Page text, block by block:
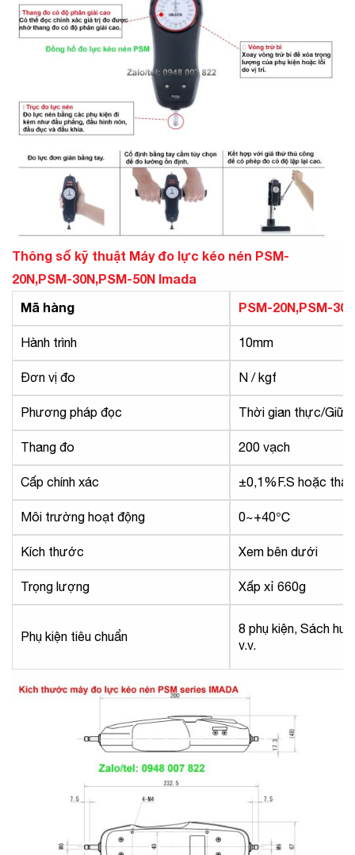
Thông số kỹ thuật Máy đo lực kéo nén PSM-
20N,PSM-30N,PSM-50N Imada
Mã hàng
PSM-20N,PSM-
Hành trình 10mm
Đơn vị đo N / kgf
Phương pháp đọc Thời gian thực/Giữ
Thang đo 200 vạch
Cấp chính xác ±0,1%F.S hoặc
Môi trường hoạt động 0~+40℃
Kích thước Xem bên dưới
Trọng lượng Xấp xỉ 660g
Phụ kiện tiêu chuẩn
8 phụ kiện, Sách
v.v.